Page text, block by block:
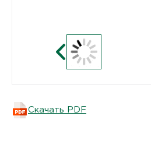
Скачать PDF